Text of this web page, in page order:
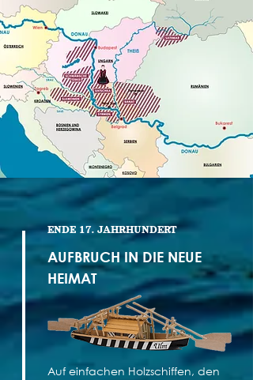
ENDE 17. JAHRHUNDERT
AUFBRUCH IN DIE NEUE
HEIMAT
Auf einfachen Holzschiffen, den